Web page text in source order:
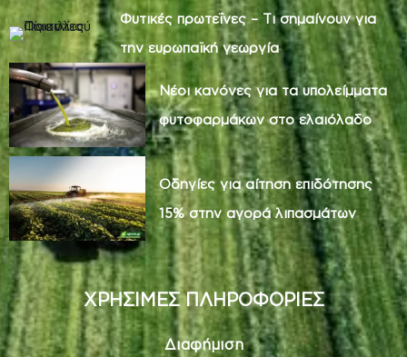
Φυτικές πρωτεΐνες – Τι σημαίνουν για
την ευρωπαϊκή γεωργία
Νέοι κανόνες για τα υπολείμματα
φυτοφαρμάκων στο ελαιόλαδο
Οδηγίες για αίτηση επιδότησης
15% στην αγορά λιπασμάτων
ΧΡΗΣΙΜΕΣ ΠΛΗΡΟΦΟΡΙΕΣ
Διαφήμιση